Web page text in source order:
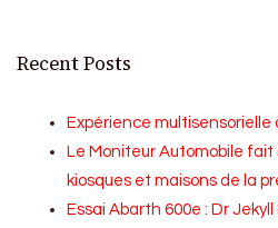
Recent Posts
Expérience multisensorielle
Le Moniteur Automobile fait
kiosques et maisons de la
Essai Abarth 600e : Dr Jekyll